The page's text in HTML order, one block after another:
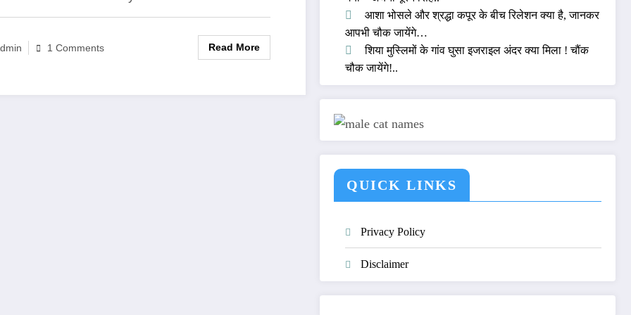
1 Comments Read More
आशा भोसले और श्रद्धा कपूर के बीच रिलेशन क्या है, जानकर
आपभी चौक जायेंगे…
शिया मुस्लिमों के गांव घुसा इजराइल अंदर क्या मिला ! चौंक
चौक जायेंगे!..
QUICK LINKS
Privacy Policy
Disclaimer